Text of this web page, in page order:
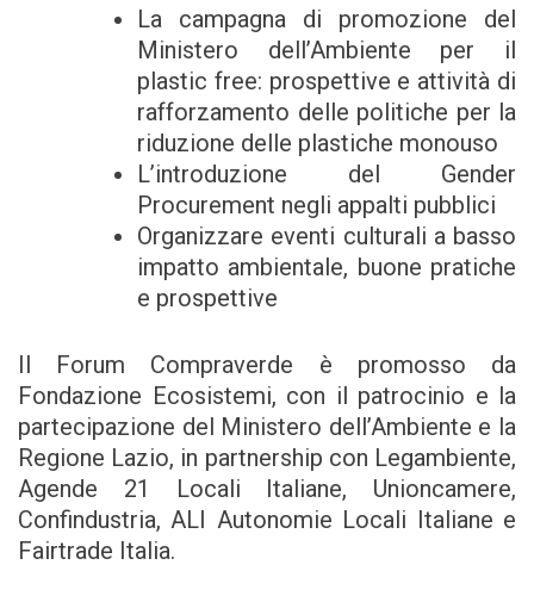
La campagna di promozione del
Ministero dell’Ambiente per il
plastic free: prospettive e attività di
rafforzamento delle politiche per la
riduzione delle plastiche monouso
L’introduzione del Gender
Procurement negli appalti pubblici
Organizzare eventi culturali a basso
impatto ambientale, buone pratiche
e prospettive
Il Forum Compraverde è promosso da
Fondazione Ecosistemi, con il patrocinio e la
partecipazione del Ministero dell’Ambiente e la
Regione Lazio, in partnership con Legambiente,
Agende 21 Locali Italiane, Unioncamere,
Confindustria, ALI Autonomie Locali Italiane e
Fairtrade Italia.